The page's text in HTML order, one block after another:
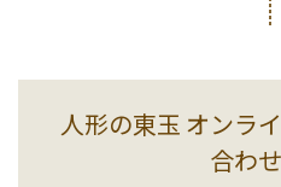
人形の東玉 オンラ
合わ